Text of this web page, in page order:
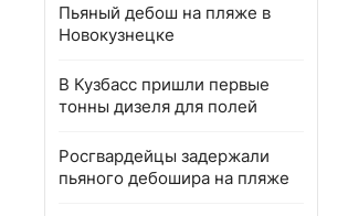
Пьяный дебош на пляже в
Новокузнецке
В Кузбасс пришли первые
тонны дизеля для полей
Росгвардейцы задержали
пьяного дебошира на пляже